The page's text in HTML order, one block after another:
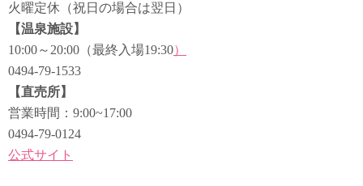
火曜定休（祝日の場合は翌日）
【温泉施設】
10:00～20:00（最終入場19:30）
0494-79-1533
【直売所】
営業時間：9:00~17:00
0494-79-0124
公式サイト